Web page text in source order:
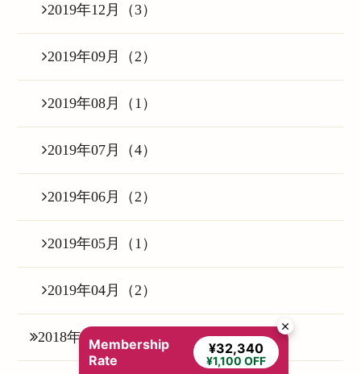
2019年12月（3）
2019年09月（2）
2019年08月（1）
2019年07月（4）
2019年06月（2）
2019年05月（1）
2019年04月（2）
2018年の記事一覧（25）
Membership
Rate
¥32,340
¥1,100 OFF